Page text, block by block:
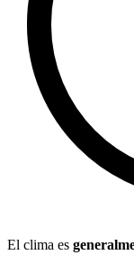
El clima es